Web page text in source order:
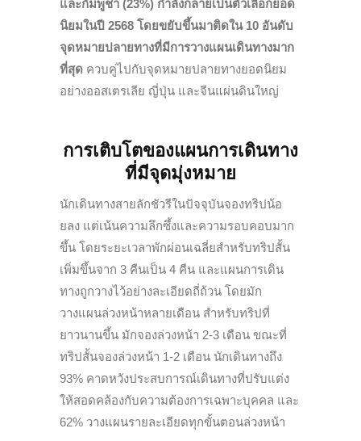
และกัมพูชา (23%) กำลังกลายเป็นตัวเลือกยอด
นิยมในปี 2568 โดยขยับขึ้นมาติดใน 10 อันดับ
จุดหมายปลายทางที่มีการวางแผนเดินทางมาก
ที่สุด ควบคู่ไปกับจุดหมายปลายทางยอดนิยม
อย่างออสเตรเลีย ญี่ปุ่น และจีนแผ่นดินใหญ่
การเติบโตของแผนการเดินทาง
ที่มีจุดมุ่งหมาย
นักเดินทางสายลักชัวรีในปัจจุบันจองทริปน้อ
ยลง แต่เน้นความลึกซึ้งและความรอบคอบมาก
ขึ้น โดยระยะเวลาพักผ่อนเฉลี่ยสำหรับทริปสั้น
เพิ่มขึ้นจาก 3 คืนเป็น 4 คืน และแผนการเดิน
ทางถูกวางไว้อย่างละเอียดถี่ถ้วน โดยมัก
วางแผนล่วงหน้าหลายเดือน สำหรับทริปที่
ยาวนานขึ้น มักจองล่วงหน้า 2-3 เดือน ขณะที่
ทริปสั้นจองล่วงหน้า 1-2 เดือน นักเดินทางถึง
93% คาดหวังประสบการณ์เดินทางที่ปรับแต่ง
ให้สอดคล้องกับความต้องการเฉพาะบุคคล และ
62% วางแผนรายละเอียดทุกขั้นตอนล่วงหน้า